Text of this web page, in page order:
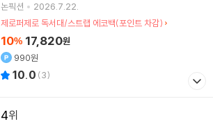
논픽션
2026.7.22.
제로퍼제로 독서대/스트랩 에코백(포인트 차감)
10% 17,820원
990원
10.0 (3)
4